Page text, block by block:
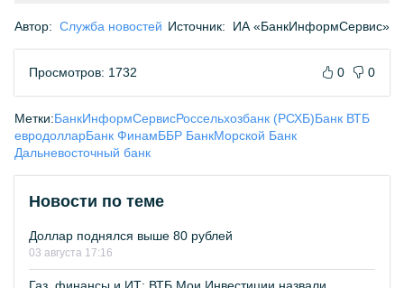
Автор: Служба новостей Источник: ИА «БанкИнформСервис»
Просмотров: 1732 0 0
Метки:БанкИнформСервисРоссельхозбанк (РСХБ)Банк ВТБ
евродолларБанк ФинамББР БанкМорской Банк
Дальневосточный банк
Новости по теме
Доллар поднялся выше 80 рублей
03 августа 17:16